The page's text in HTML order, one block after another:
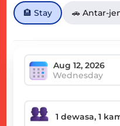
🏨 Stay 🚗 Antar-
Wednesday